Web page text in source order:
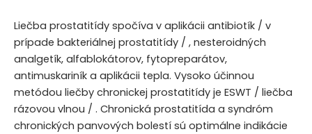
Liečba prostatitídy spočíva v aplikácii antibiotík / v
prípade bakteriálnej prostatitídy / , nesteroidných
analgetík, alfablokátorov, fytopreparátov,
antimuskariník a aplikácii tepla. Vysoko účinnou
metódou liečby chronickej prostatitídy je ESWT / liečba
rázovou vlnou / . Chronická prostatitída a syndróm
chronických panvových bolestí sú optimálne indikácie